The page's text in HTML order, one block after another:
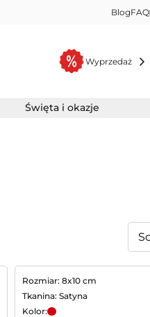
BlogFAQ
Wyprzedaż
Święta i okazje
Rozmiar: 8x10 cm
Tkanina: Satyna
Kolor: